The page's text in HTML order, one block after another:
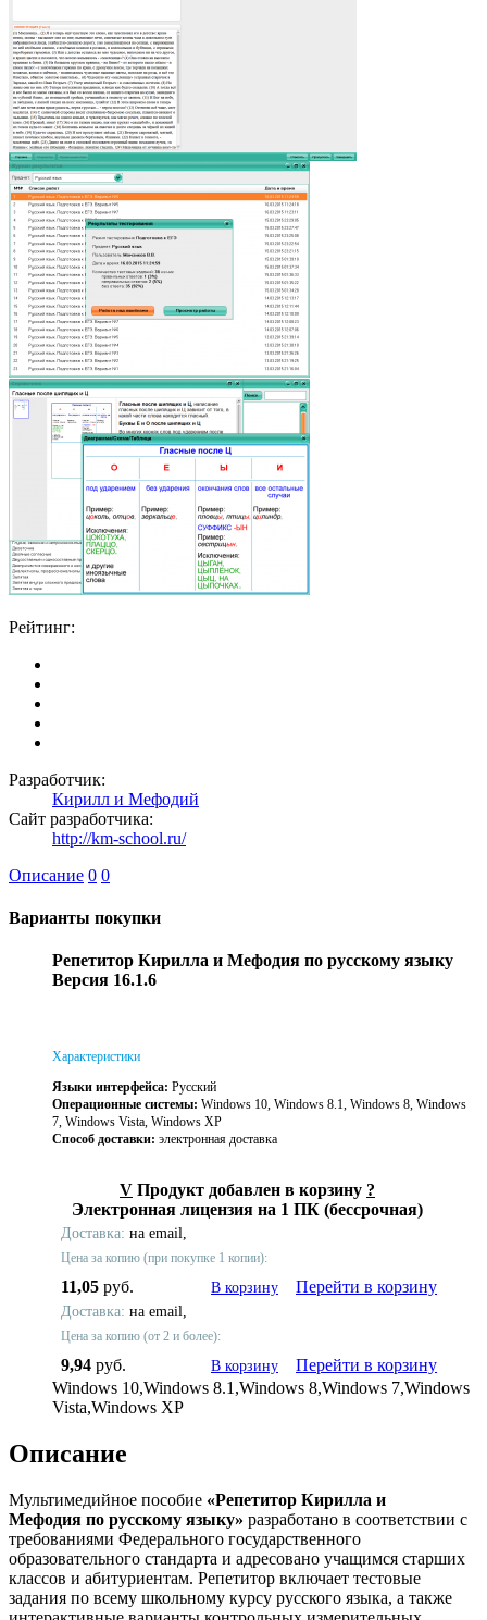
Рейтинг:
Разработчик:
Кирилл и Мефодий
Сайт разработчика:
http://km-school.ru/
Описание 0 0
Варианты покупки
Репетитор Кирилла и Мефодия по русскому языку
Версия 16.1.6
Характеристики
Языки интерфейса: Русский
Операционные системы: Windows 10, Windows 8.1, Windows 8, Windows
7, Windows Vista, Windows XP
Способ доставки: электронная доставка
V Продукт добавлен в корзину ?
Электронная лицензия на 1 ПК (бессрочная)
Доставка: на email,
Цена за копию (при покупке 1 копии):
11,05 руб. В корзину Перейти в корзину
Доставка: на email,
Цена за копию (от 2 и более):
9,94 руб. В корзину
Перейти в корзину
Windows 10,Windows 8.1,Windows 8,Windows 7,Windows
Vista,Windows XP
Описание
Мультимедийное пособие «Репетитор Кирилла и
Мефодия по русскому языку» разработано в соответствии с
требованиями Федерального государственного
образовательного стандарта и адресовано учащимся старших
классов и абитуриентам. Репетитор включает тестовые
задания по всему школьному курсу русского языка, а также